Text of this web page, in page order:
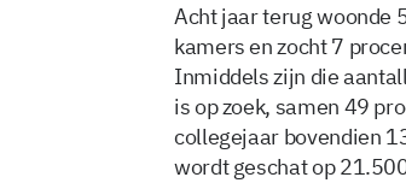
Acht jaar terug woonde
kamers en zocht 7
Inmiddels zijn die
is op zoek, samen 49
collegejaar bovendien
wordt geschat op